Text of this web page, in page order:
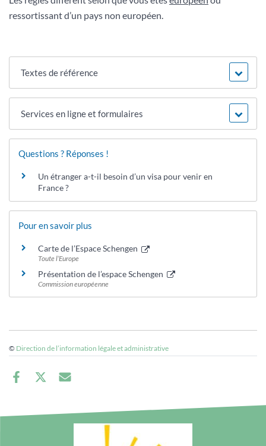
ressortissant d’un pays non européen.
Textes de référence
Services en ligne et formulaires
Questions ? Réponses !
Un étranger a-t-il besoin d’un visa pour venir en
France ?
Pour en savoir plus
Carte de l’Espace Schengen
Toute l’Europe
Présentation de l’espace Schengen
Commission européenne
© Direction de l’information légale et administrative